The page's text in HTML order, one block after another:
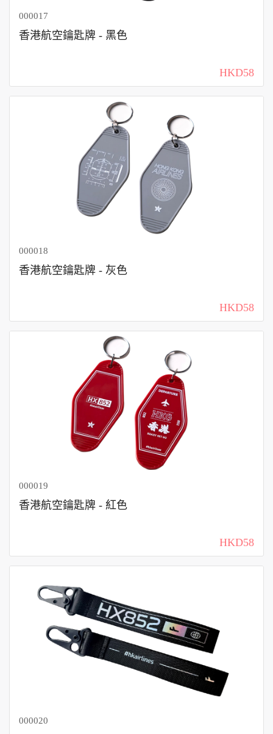
000017
香港航空鑰匙牌 - 黑色
HKD58
000018
香港航空鑰匙牌 - 灰色
HKD58
000019
香港航空鑰匙牌 - 紅色
HKD58
000020